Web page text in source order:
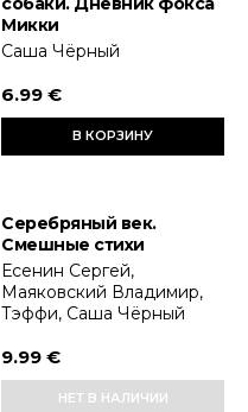
Микки
Саша Чёрный
6.99 €
В КОРЗИНУ
Серебряный век.
Смешные стихи
Есенин Сергей,
Маяковский Владимир,
Тэффи, Саша Чёрный
9.99 €
НЕТ В НАЛИЧИИ